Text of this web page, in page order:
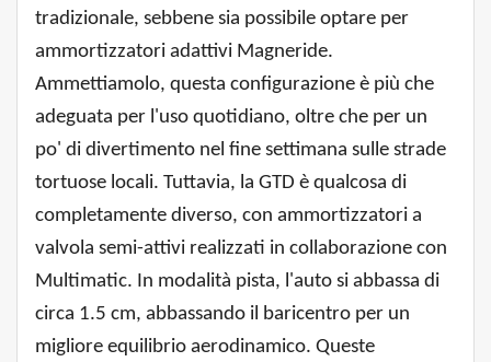
tradizionale, sebbene sia possibile optare per
ammortizzatori adattivi Magneride.
Ammettiamolo, questa configurazione è più che
adeguata per l'uso quotidiano, oltre che per un
po' di divertimento nel fine settimana sulle strade
tortuose locali. Tuttavia, la GTD è qualcosa di
completamente diverso, con ammortizzatori a
valvola semi-attivi realizzati in collaborazione con
Multimatic. In modalità pista, l'auto si abbassa di
circa 1.5 cm, abbassando il baricentro per un
migliore equilibrio aerodinamico. Queste